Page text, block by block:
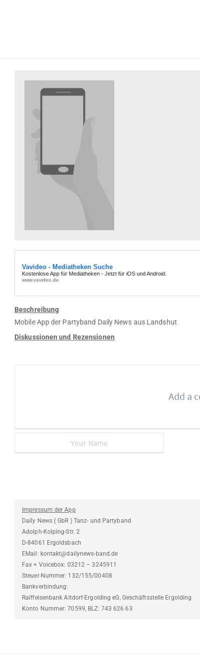
Beschreibung
Mobile App der Partyband Daily News aus Landshut
Diskussionen und Rezensionen
Impressum der App
Daily News ( GbR ) Tanz- und Partyband
Adolph-Kolping-Str. 2
D-84061 Ergoldsbach
EMail: kontakt@dailynews-band.de
Fax + Voicebox: 03212 – 3245911
Steuer-Nummer: 132/155/00408
Bankverbindung:
Raiffeisenbank Altdorf-Ergolding eG, Geschäftsstelle Ergolding
Konto Nummer: 70599, BLZ: 743 626 63